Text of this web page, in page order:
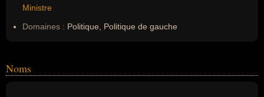
Ministre
Domaines : Politique, Politique de gauche
Noms